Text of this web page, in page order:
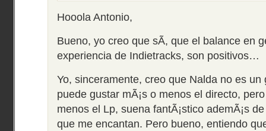
Hooola Antonio,
Bueno, yo creo que sÃ­, que el balance en
experiencia de Indietracks, son positivos…
Yo, sinceramente, creo que Nalda no es un
puede gustar mÃ¡s o menos el directo,
menos el Lp, suena fantÃ¡stico ademÃ¡s
que me encantan. Pero bueno, entiendo